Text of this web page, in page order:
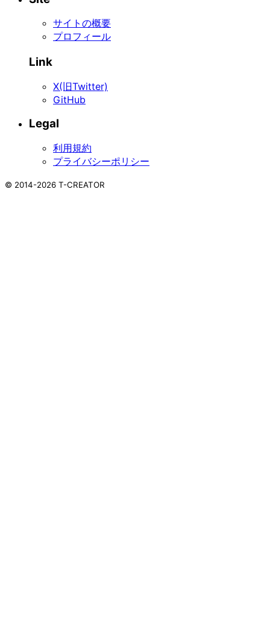
サイトの概要
プロフィール
Link
X(旧Twitter)
GitHub
Legal
利用規約
プライバシーポリシー
© 2014-2026 T-CREATOR